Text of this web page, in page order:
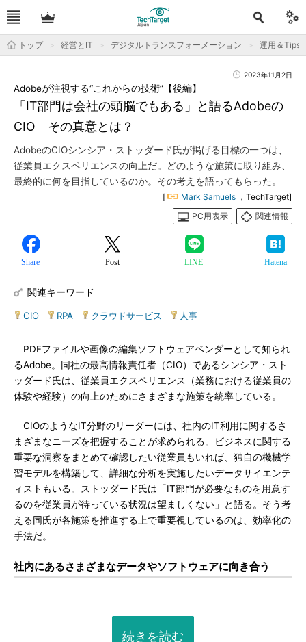
トップ 経営とIT デジタルトランスフォーメーション 運用＆Tips
2023年11月2日
「IT部門は会社の頭脳でもある」と語るAdobeの
CIO その真意とは？
Adobeが注視する“これからの技術”【後編】
AdobeのCIOシンシア・ストッダード氏が掲げる目標の一つは、
従業員エクスペリエンスの向上だ。どのような施策に取り組み、
最終的に何を目指しているのか。その考えを語ってもらった。
[ Mark Samuels ，TechTarget]
PC用表示
関連情報
Share Post LINE Hatena
関連キーワード
CIO RPA クラウドサービス 人事
PDFファイルや画像の編集ソフトウェアベンダーとして知られ
るAdobe。同社の最高情報責任者（CIO）であるシンシア・スト
ッダード氏は、従業員エクスペリエンス（業務における従業員の
体験や経験）の向上のためにさまざまな施策を統率している。
CIOのようなIT分野のリーダーには、社内のIT利用に関するさ
まざまなニーズを把握することが求められる。ビジネスに関する
重要な洞察をまとめて確認したい従業員もいれば、独自の機械学
習モデルを構築して、詳細な分析を実施したいデータサイエンテ
ィストもいる。ストッダード氏は「IT部門が必要なものを用意す
るのを従業員が待っている状況は望ましくない」と語る。そう考
える同氏が各施策を推進する上で重要視しているのは、効率化の
手法だ。
社内にあるさまざまなデータやソフトウェアに向き合う
続きを読む